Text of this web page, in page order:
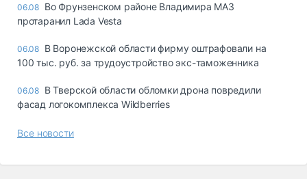
06.08 Во Фрунзенском районе Владимира МАЗ
протаранил Lada Vesta
06.08 В Воронежской области фирму оштрафовали на
100 тыс. руб. за трудоустройство экс-таможенника
06.08 В Тверской области обломки дрона повредили
фасад логокомплекса Wildberries
Все новости